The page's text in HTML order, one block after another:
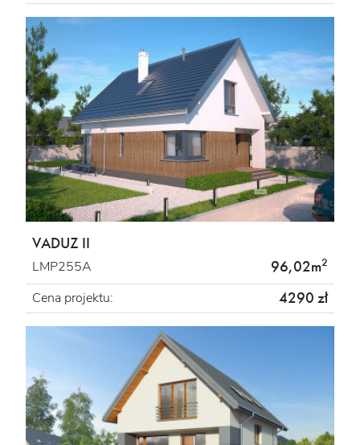
VADUZ II
LMP255A 96,02m2
Cena projektu: 4290 zł